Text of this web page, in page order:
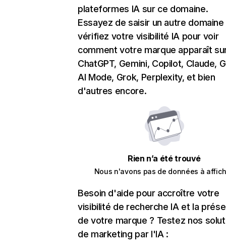
plateformes IA sur ce domaine.
Essayez de saisir un autre domaine
vérifiez votre visibilité IA pour voir
comment votre marque apparaît
ChatGPT, Gemini, Copilot, Claude,
AI Mode, Grok, Perplexity, et bien
d'autres encore.
Rien n’a été trouvé
Nous n'avons pas de données à
Besoin d'aide pour accroître votre
visibilité de recherche IA et la
de votre marque ? Testez nos
de marketing par l'IA :